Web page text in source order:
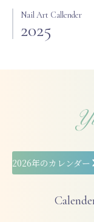
Nail Art Callender
2025
2026年のカレンダー